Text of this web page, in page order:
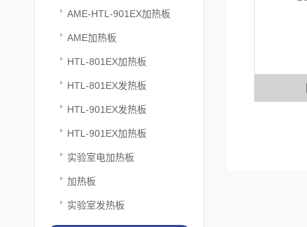
AME-HTL-901EX加热板
AME加热板
HTL-801EX加热板
HTL-801EX发热板
HTL-901EX发热板
HTL-901EX加热板
实验室电加热板
加热板
实验室发热板